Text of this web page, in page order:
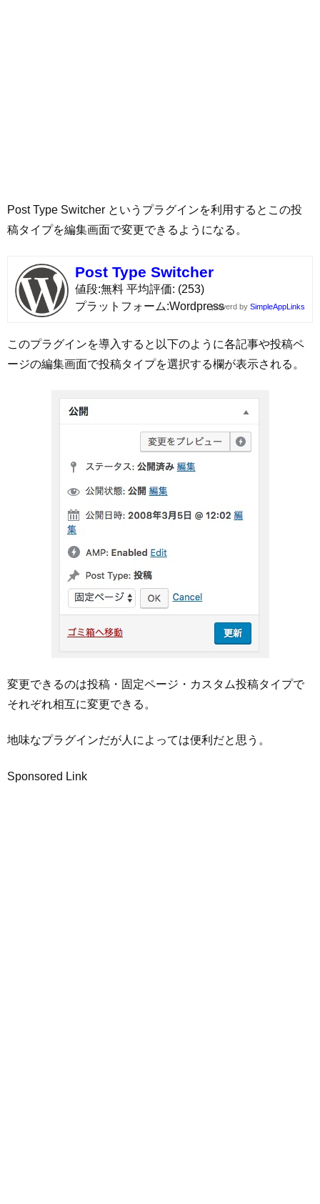
Post Type Switcher というプラグインを利用するとこの投
稿タイプを編集画面で変更できるようになる。
Post Type Switcher
値段 無料 平均評価 (253)
プラットフォーム Wordpresspowerd by SimpleAppLinks
このプラグインを導入すると以下のように各記事や投稿ペ
ージの編集画面で投稿タイプを選択する欄が表示される。
変更できるのは投稿・固定ページ・カスタム投稿タイプで
それぞれ相互に変更できる。
地味なプラグインだが人によっては便利だと思う。
Sponsored Link